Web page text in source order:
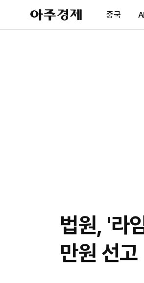
아
주
제
중국 AI
법원, '라
만원 선고